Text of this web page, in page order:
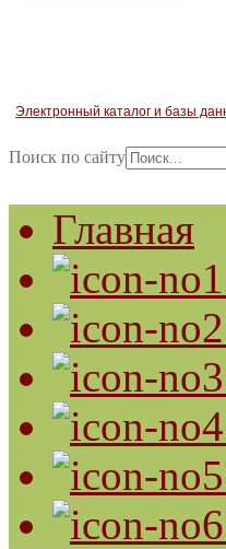
Электронный каталог и базы
Поиск по сайту
Главная